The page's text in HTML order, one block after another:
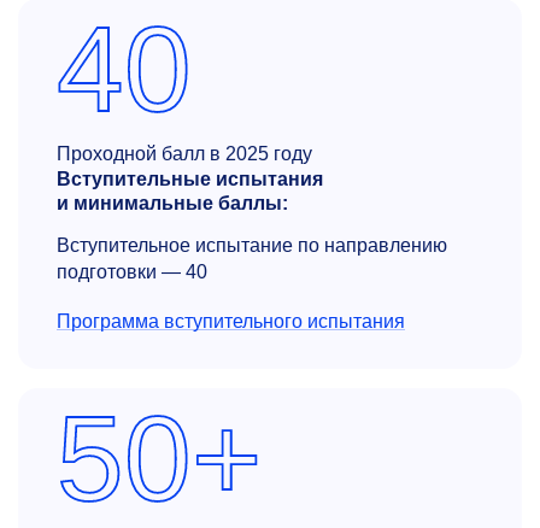
40
Проходной балл в 2025 году
Вступительные испытания
и минимальные баллы:
Вступительное испытание по направлению
подготовки — 40
Программа вступительного испытания
50+